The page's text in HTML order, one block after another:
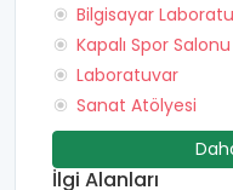
çalışmaları gibi
ve yetenek
olmalarında etkili rol
Ortaokulu'nda STEM
Disiplinler arası
öğrencilerin Fen,
Matematik
Bilgisayar
Kapalı Spor Salonu
Laboratuvar
Sanat Atölyesi
İlgi Alanları